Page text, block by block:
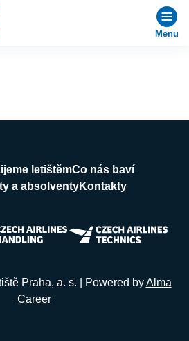
Menu
letištěmCo nás baví
a absolventyKontakty
Praha, a. s. | Powered byAlma
Career